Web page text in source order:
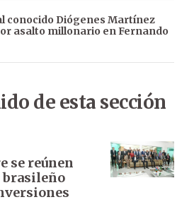
conocido Diógenes Martínez
asalto millonario en Fernando
de esta sección
se reúnen
brasileño